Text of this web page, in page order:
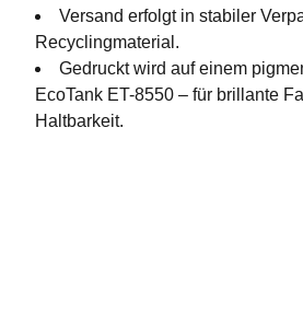
Versand erfolgt in stabiler
Recyclingmaterial.
Gedruckt wird auf einem
EcoTank ET-8550 – für brillante
Haltbarkeit.